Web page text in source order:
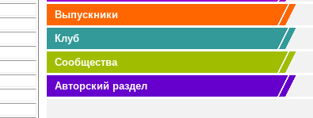
Выпускники
Клуб
Сообщества
Авторский раздел